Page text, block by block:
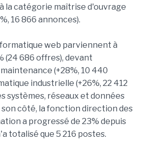
la catégorie maîtrise d'ouvrage
16 866 annonces).
web parviennent à
(24 686 offres), devant
(+28%, 10 440
industrielle (+26%, 22 412
systèmes, réseaux et données
son côté, la fonction direction des
a progressé de 23% depuis
totalisé que 5 216 postes.